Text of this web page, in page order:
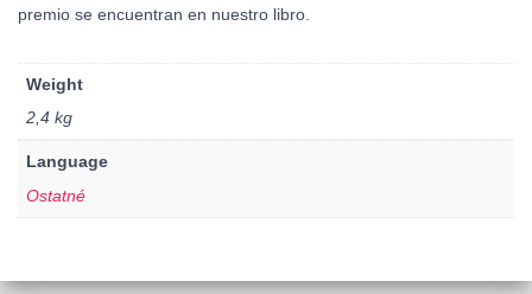
premio se encuentran en nuestro libro.
Weight
2,4 kg
Language
Ostatné